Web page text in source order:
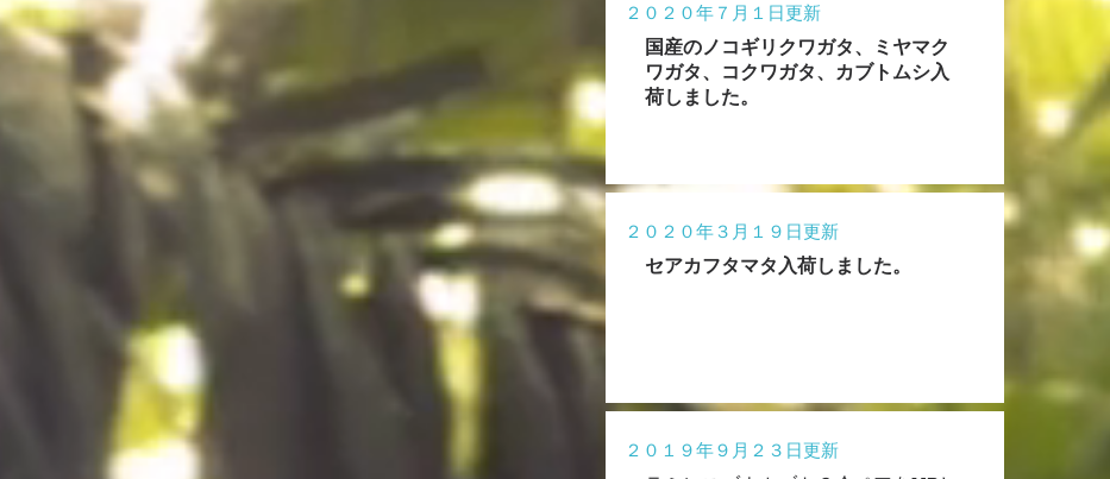
２０２０年７月１日更新
​国産のノコギリクワガタ、ミヤマク
ワガタ、コクワガタ、カブトムシ入
荷しました。
２０２０年３月１９日更新
​セアカフタマタ入荷しました。
２０１９年９月２３日更新